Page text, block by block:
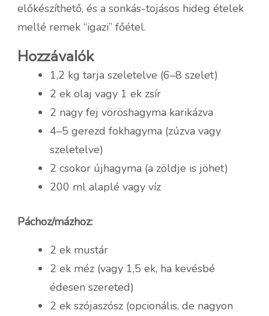
előkészíthető, és a sonkás-tojásos hideg ételek
mellé remek “igazi” főétel.
Hozzávalók
1,2 kg tarja szeletelve (6–8 szelet)
2 ek olaj vagy 1 ek zsír
2 nagy fej vöröshagyma karikázva
4–5 gerezd fokhagyma (zúzva vagy
szeletelve)
2 csokor újhagyma (a zöldje is jöhet)
200 ml alaplé vagy víz
Páchoz/mázhoz:
2 ek mustár
2 ek méz (vagy 1,5 ek, ha kevésbé
édesen szereted)
2 ek szójaszósz (opcionális, de nagyon